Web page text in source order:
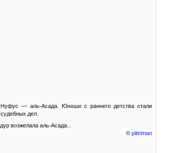
— аль-Асада. Юноши с раннего детства стали
дел.
возжелала аль-Асада...
© pitiriman